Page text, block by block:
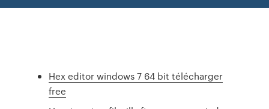
Hex editor windows 7 64 bit télécharger
free